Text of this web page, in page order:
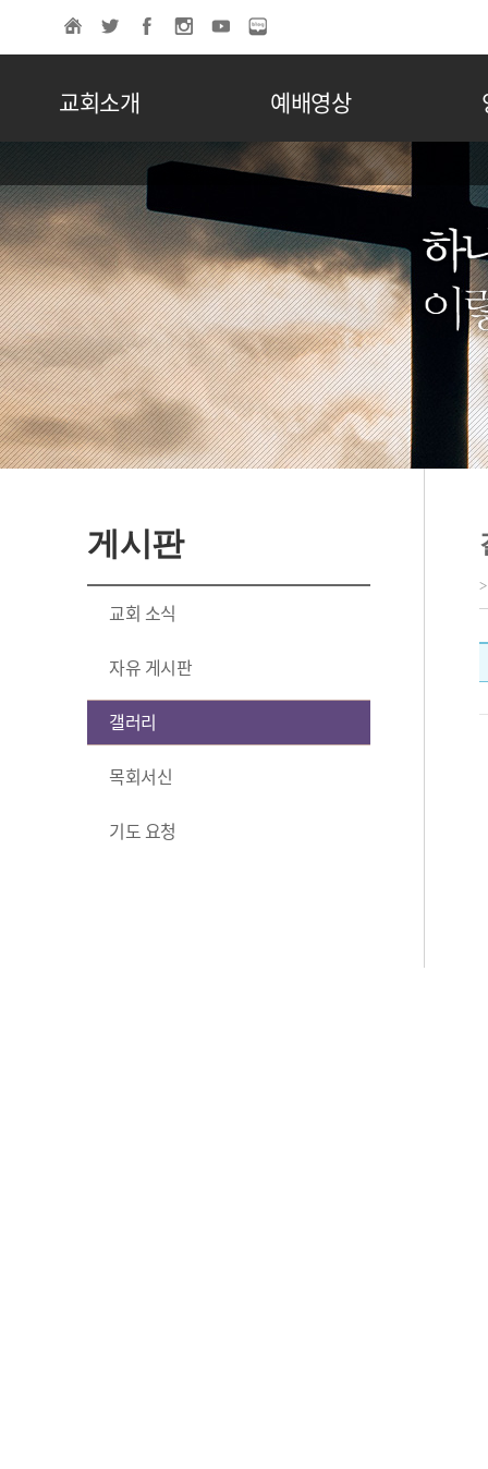
교회소개 예배영상
게시판
교회 소식
자유 게시판
갤러리
목회서신
기도 요청